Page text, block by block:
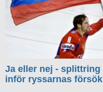
Ja eller nej - splittring
inför ryssarnas försök